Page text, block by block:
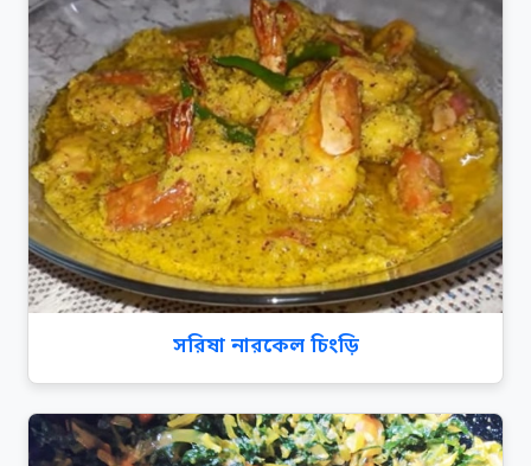
সরিষা নারকেল চিংড়ি